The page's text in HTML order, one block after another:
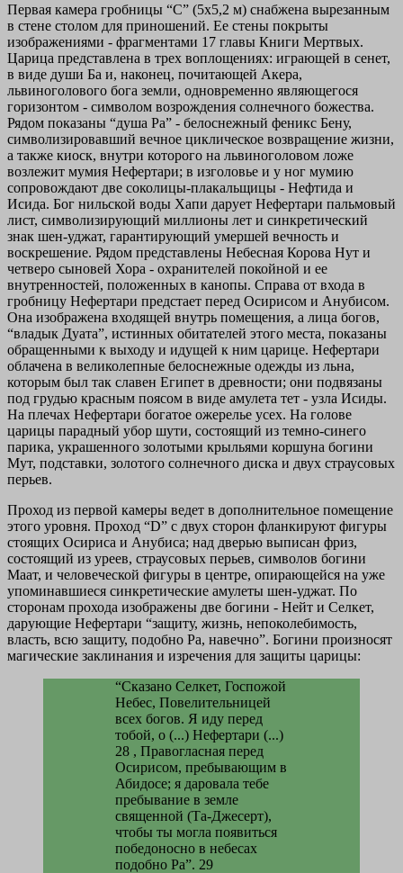
Первая камера гробницы “С” (5x5,2 м) снабжена вырезанным
в стене столом для приношений. Ее стены покрыты
изображениями - фрагментами 17 главы Книги Мертвых.
Царица представлена в трех воплощениях: играющей в сенет,
в виде души Ба и, наконец, почитающей Акера,
львиноголового бога земли, одновременно являющегося
горизонтом - символом возрождения солнечного божества.
Рядом показаны “душа Ра” - белоснежный феникс Бену,
символизировавший вечное циклическое возвращение жизни,
а также киоск, внутри которого на львиноголовом ложе
возлежит мумия Нефертари; в изголовье и у ног мумию
сопровождают две соколицы-плакальщицы - Нефтида и
Исида. Бог нильской воды Хапи дарует Нефертари пальмовый
лист, символизирующий миллионы лет и синкретический
знак шен-уджат, гарантирующий умершей вечность и
воскрешение. Рядом представлены Небесная Корова Нут и
четверо сыновей Хора - охранителей покойной и ее
внутренностей, положенных в канопы. Справа от входа в
гробницу Нефертари предстает перед Осирисом и Анубисом.
Она изображена входящей внутрь помещения, а лица богов,
“владык Дуата”, истинных обитателей этого места, показаны
обращенными к выходу и идущей к ним царице. Нефертари
облачена в великолепные белоснежные одежды из льна,
которым был так славен Египет в древности; они подвязаны
под грудью красным поясом в виде амулета тет - узла Исиды.
На плечах Нефертари богатое ожерелье усех. На голове
царицы парадный убор шути, состоящий из темно-синего
парика, украшенного золотыми крыльями коршуна богини
Мут, подставки, золотого солнечного диска и двух страусовых
перьев.
Проход из первой камеры ведет в дополнительное помещение
этого уровня. Проход “D” с двух сторон фланкируют фигуры
стоящих Осириса и Анубиса; над дверью выписан фриз,
состоящий из уреев, страусовых перьев, символов богини
Маат, и человеческой фигуры в центре, опирающейся на уже
упоминавшиеся синкретические амулеты шен-уджат. По
сторонам прохода изображены две богини - Нейт и Селкет,
дарующие Нефертари “защиту, жизнь, непоколебимость,
власть, всю защиту, подобно Ра, навечно”. Богини произносят
магические заклинания и изречения для защиты царицы:
“Сказано Селкет, Госпожой
Небес, Повелительницей
всех богов. Я иду перед
тобой, о (...) Нефертари (...)
28 , Правогласная перед
Осирисом, пребывающим в
Абидосе; я даровала тебе
пребывание в земле
священной (Та-Джесерт),
чтобы ты могла появиться
победоносно в небесах
подобно Ра”. 29